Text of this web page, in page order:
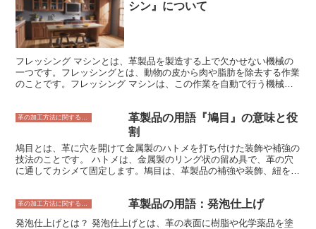
た際にできる屑などが発生します。 トリミング屑は、革製品の製造
において不可欠なもので、その量を減らすことは困難です。しかし、
近年では、トリミング屑を有効利用する取り組みが進められていま
す。例えば、トリミング屑を粉砕して革粉にし、塗料や接着剤の原料
として使用したり、トリミング屑をリサイクルして新しい革製品を製
造したりする取り組みなどが行われています。
シン』について
フレッシング マシンとは、革製品を製造する上で欠かせない機械の
一つです。フレッシングとは、動物の皮から肉や脂肪を除去する作業
のことです。フレッシング マシンは、この作業を自動で行う機械
取る仕組みになっています。ローラーには鋭い刃が付いており、皮を
傷つけないように角度や回転速度が調整されています。また、皮の厚
さや状態に合わせて、ローラーの圧力を調整することもできます。
フレッシング マシンは、革製品の製造において重要な役割を果たし
ています。フレッシングされた皮は、なめしや染色などの加工を経
て、最終的に革製品として完成します。フレッシング マシンがなけ
革製品の用語『鳩目』の意味と役
割
鳩目とは、革に穴を開けて金属製のハトメを打ち付けた装飾や補強の
技法のことです。 ハトメは、金属製のリング状の留め具で、革の穴
に通してカシメて固定します。鳩目は、革製品の補強や装飾、紐を通
は、様々な種類があります。 丸型、四角型、ハート型、星型など、
革の加工方法に関すること 革製品の用語：発泡仕上げ
発泡仕上げとは？ 発泡仕上げとは、革の表面に樹脂や化学薬品を塗